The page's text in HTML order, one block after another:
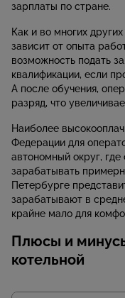
зарплаты по стране.
Как и во многих
зависит от опыта
возможность подать
квалификации, если
А после обучения,
разряд, что
Наиболее
Федерации для
автономный округ,
зарабатывать
Петербурге
зарабатывают в
крайне мало для
Плюсы и
котельной